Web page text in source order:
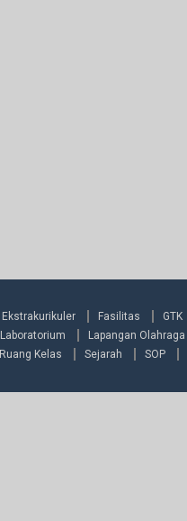
Ekstrakurikuler Fasilitas GTK
Laboratorium Lapangan Olahraga
Ruang Kelas Sejarah SOP